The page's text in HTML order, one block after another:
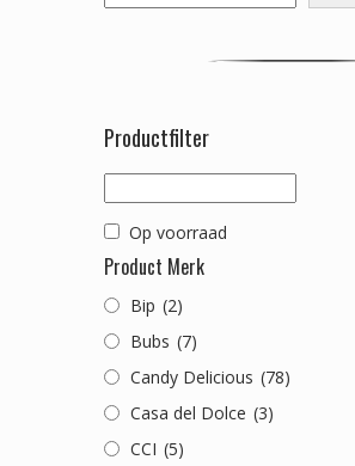
Productfilter
Op voorraad
Product Merk
Bip (2)
Bubs (7)
Candy Delicious (78)
Casa del Dolce (3)
CCI (5)